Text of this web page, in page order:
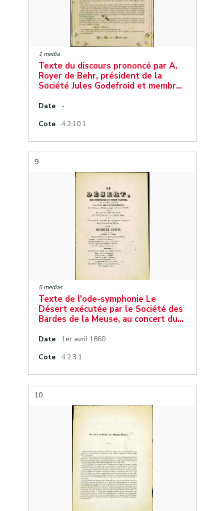
1 media
Texte du discours prononcé par A.
Royer de Behr, président de la
Société Jules Godefroid et membr…
Date
-
Cote
4.2.10.1
9
5 medias
Texte de l'ode-symphonie Le
Désert exécutée par le Société des
Bardes de la Meuse, au concert du…
Date
1er avril 1860.
Cote
4.2.3.1
10